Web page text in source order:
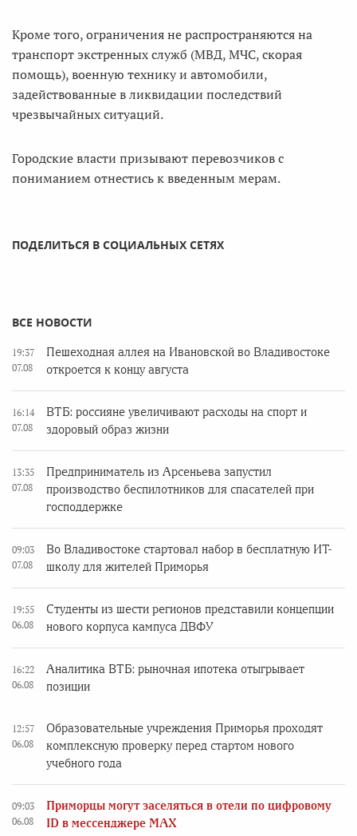
Кроме того, ограничения не распространяются на
транспорт экстренных служб (МВД, МЧС, скорая
помощь), военную технику и автомобили,
задействованные в ликвидации последствий
чрезвычайных ситуаций.
Городские власти призывают перевозчиков с
пониманием отнестись к введенным мерам.
ПОДЕЛИТЬСЯ В СОЦИАЛЬНЫХ СЕТЯХ
ВСЕ НОВОСТИ
19:37
07.08
Пешеходная аллея на Ивановской во Владивостоке
откроется к концу августа
16:14
07.08
ВТБ: россияне увеличивают расходы на спорт и
здоровый образ жизни
13:35
07.08
Предприниматель из Арсеньева запустил
производство беспилотников для спасателей при
господдержке
09:03
07.08
Во Владивостоке стартовал набор в бесплатную ИТ-
школу для жителей Приморья
19:55
06.08
Студенты из шести регионов представили концепции
нового корпуса кампуса ДВФУ
16:22
06.08
Аналитика ВТБ: рыночная ипотека отыгрывает
позиции
12:57
06.08
Образовательные учреждения Приморья проходят
комплексную проверку перед стартом нового
учебного года
09:03
06.08
Приморцы могут заселяться в отели по цифровому
ID в мессенджере MAX